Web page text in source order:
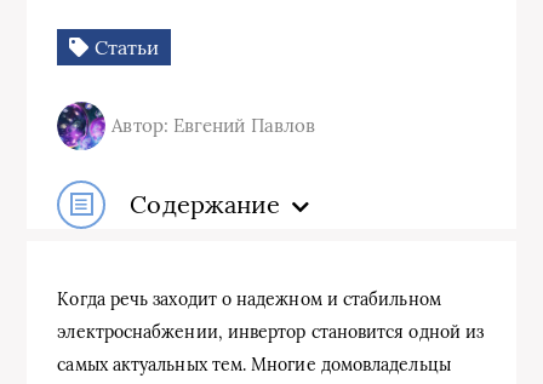
Статьи
Автор: Евгений Павлов
Содержание
Когда речь заходит о надежном и стабильном
электроснабжении, инвертор становится одной из
самых актуальных тем. Многие домовладельцы